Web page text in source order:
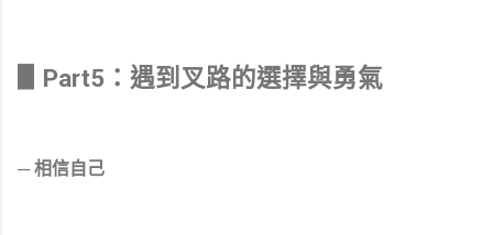
▋Part5：遇到叉路的選擇與勇氣
─ 相信自己